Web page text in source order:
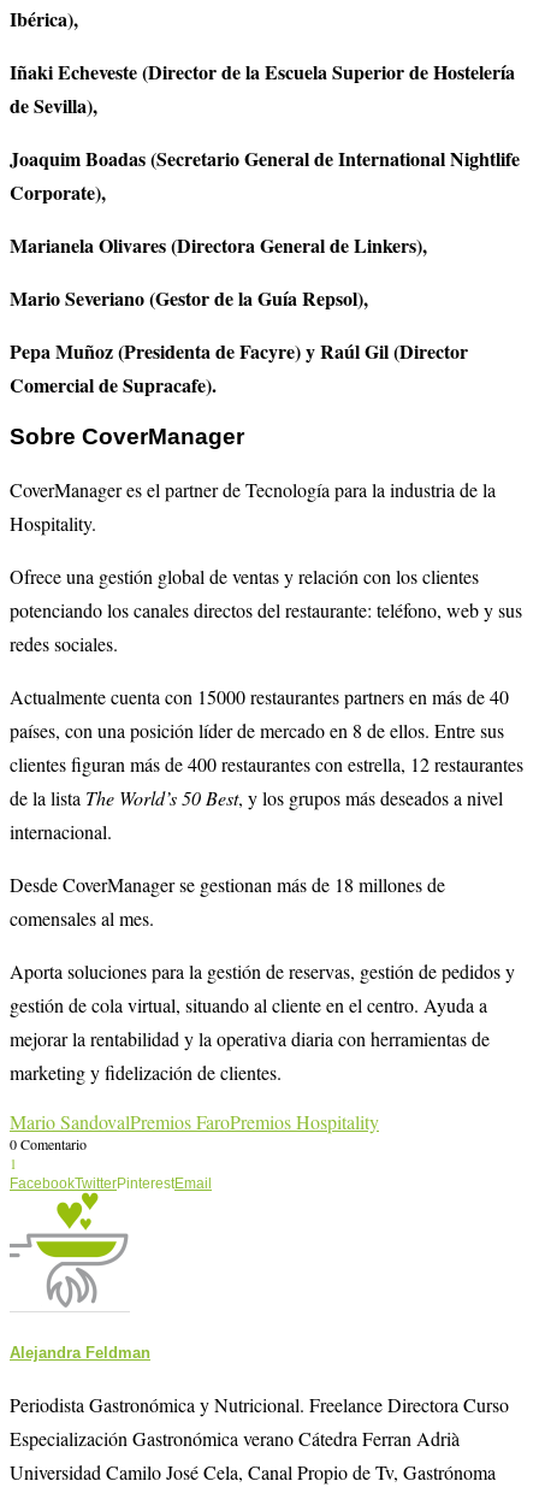
Ibérica),
Iñaki Echeveste (Director de la Escuela Superior de Hostelería
de Sevilla),
Joaquim Boadas (Secretario General de International Nightlife
Corporate),
Marianela Olivares (Directora General de Linkers),
Mario Severiano (Gestor de la Guía Repsol),
Pepa Muñoz (Presidenta de Facyre) y Raúl Gil (Director
Comercial de Supracafe).
Sobre CoverManager
CoverManager es el partner de Tecnología para la industria de la
Hospitality.
Ofrece una gestión global de ventas y relación con los clientes
potenciando los canales directos del restaurante: teléfono, web y sus
redes sociales.
Actualmente cuenta con 15000 restaurantes partners en más de 40
países, con una posición líder de mercado en 8 de ellos. Entre sus
clientes figuran más de 400 restaurantes con estrella, 12 restaurantes
de la lista The World’s 50 Best, y los grupos más deseados a nivel
internacional.
Desde CoverManager se gestionan más de 18 millones de
comensales al mes.
Aporta soluciones para la gestión de reservas, gestión de pedidos y
gestión de cola virtual, situando al cliente en el centro. Ayuda a
mejorar la rentabilidad y la operativa diaria con herramientas de
marketing y fidelización de clientes.
Mario SandovalPremios FaroPremios Hospitality
0 Comentario
1
FacebookTwitterPinterestEmail
Alejandra Feldman
Periodista Gastronómica y Nutricional. Freelance Directora Curso
Especialización Gastronómica verano Cátedra Ferran Adrià
Universidad Camilo José Cela, Canal Propio de Tv, Gastrónoma